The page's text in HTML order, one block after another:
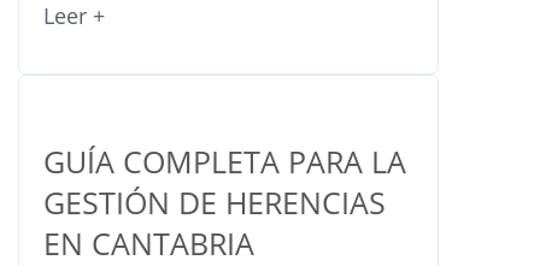
Leer +
GUÍA COMPLETA PARA LA
GESTIÓN DE HERENCIAS
EN CANTABRIA